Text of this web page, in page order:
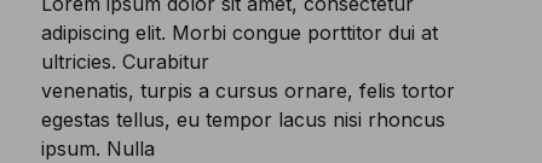
adipiscing elit. Morbi congue porttitor dui at
ultricies. Curabitur
venenatis, turpis a cursus ornare, felis tortor
egestas tellus, eu tempor lacus nisi rhoncus
ipsum. Nulla